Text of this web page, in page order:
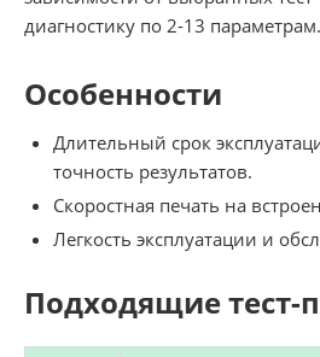
диагностику по 2-13 параметрам.
Особенности
Длительный срок
точность результатов.
Скоростная печать на
Легкость эксплуатации и
Подходящие тест-